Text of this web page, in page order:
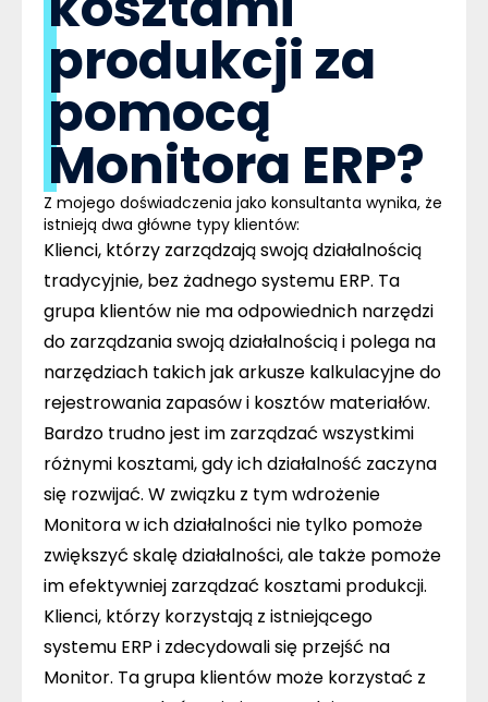
produkcji za
pomocą
Monitora ERP?
Z mojego doświadczenia jako konsultanta wynika, że
istnieją dwa główne typy klientów:
Klienci, którzy zarządzają swoją działalnością
tradycyjnie, bez żadnego systemu ERP. Ta
grupa klientów nie ma odpowiednich narzędzi
do zarządzania swoją działalnością i polega na
narzędziach takich jak arkusze kalkulacyjne do
rejestrowania zapasów i kosztów materiałów.
Bardzo trudno jest im zarządzać wszystkimi
różnymi kosztami, gdy ich działalność zaczyna
się rozwijać. W związku z tym wdrożenie
Monitora w ich działalności nie tylko pomoże
zwiększyć skalę działalności, ale także pomoże
im efektywniej zarządzać kosztami produkcji.
Klienci, którzy korzystają z istniejącego
systemu ERP i zdecydowali się przejść na
Monitor. Ta grupa klientów może korzystać z